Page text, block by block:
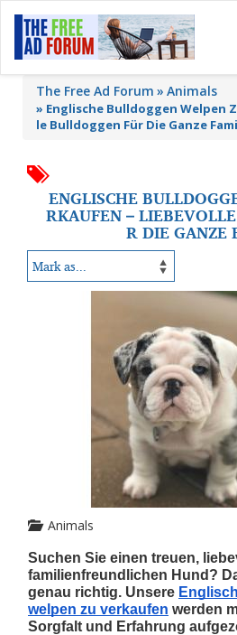
The Free Ad Forum Animals
» Englische Bulldoggen Welpen
le Bulldoggen Für Die Ganze
ENGLISCHE
RKAUFEN –
R DIE GANZE
Animals
Suchen Sie einen treuen,
familienfreundlichen Hund?
genau richtig. Unsere
welpen zu verkaufen werden
Sorgfalt und Erfahrung